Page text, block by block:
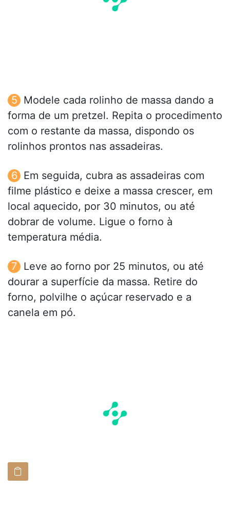
Modele cada rolinho de massa dando a
forma de um pretzel. Repita o procedimento
com o restante da massa, dispondo os
rolinhos prontos nas assadeiras.
Em seguida, cubra as assadeiras com
filme plástico e deixe a massa crescer, em
local aquecido, por 30 minutos, ou até
dobrar de volume. Ligue o forno à
temperatura média.
Leve ao forno por 25 minutos, ou até
dourar a superfície da massa. Retire do
forno, polvilhe o açúcar reservado e a
canela em pó.